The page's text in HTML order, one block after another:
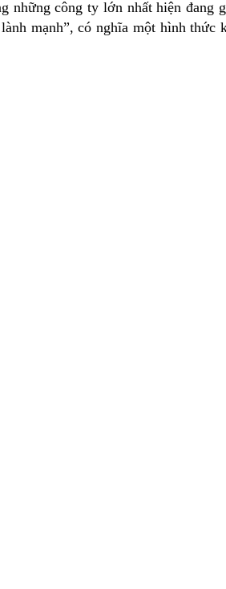
những công ty lớn nhất hiện
mạnh”, có nghĩa một hình